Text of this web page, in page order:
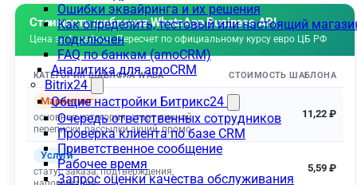
Ошибки эквайринга и их решения
Как определить, тестовый или настоящий
подключен
FAQ по банкам (amoCRM)
Аналитика для amoCRM
Bitrix24
Общие настройки Битрикс24
Очередь ответственных сотрудников
Проверка клиента по базе CRM
Приветственное сообщение
Рабочее время
Запрос оценки качества обслуживания